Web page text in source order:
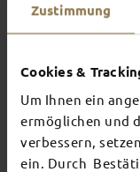
Zustimmung
Cookies &
Um Ihnen ein
ermöglichen und
verbessern,
ein. Durch
TOP